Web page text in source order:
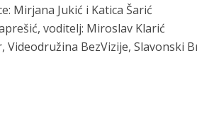
Mirjana Jukić i Katica Šarić
voditelj: Miroslav Klarić
Videodružina BezVizije, Slavonski